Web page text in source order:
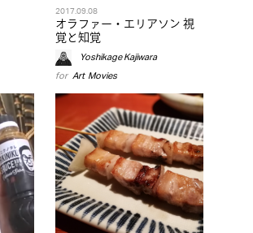
2017.09.08
オラファー・エリアソン 視
覚と知覚
Yoshikage Kajiwara
for Art,Movies